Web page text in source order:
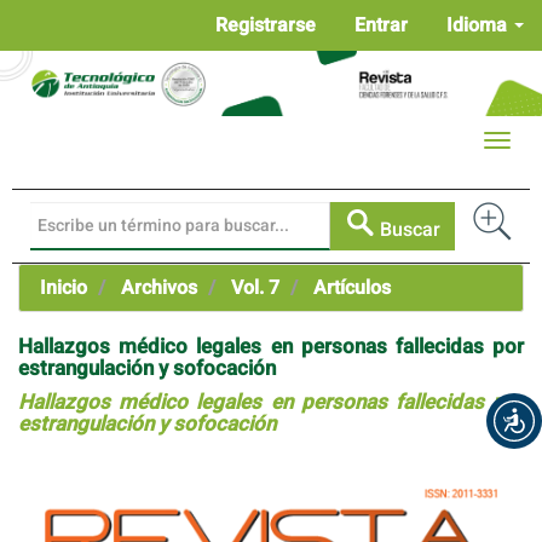
Contenido
principal
Idioma
Registrarse Entrar
Buscar
Toggle
Inicio Archivos Vol. 7 Artículos
Hallazgos médico legales en personas fallecidas por
estrangulación y sofocación
Hallazgos médico legales en personas fallecidas por
estrangulación y sofocación
lateral
del